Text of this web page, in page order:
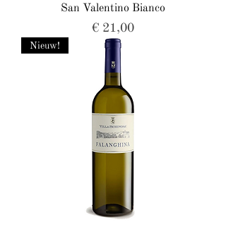
San Valentino Bianco
Prijs
€ 21,00
Nieuw!